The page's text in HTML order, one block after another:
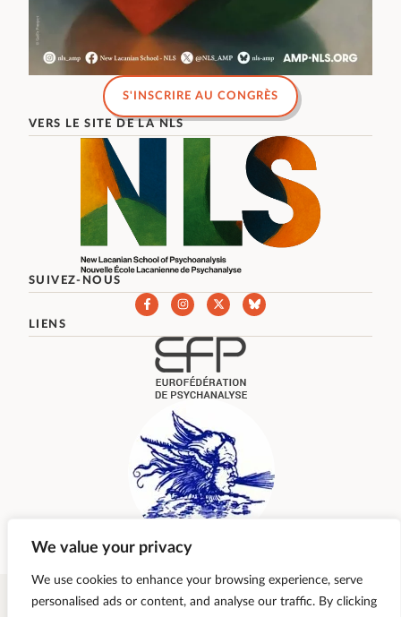
We value your privacy
We use cookies to enhance your browsing experience, serve
personalised ads or content, and analyse our traffic. By clicking
S'INSCRIRE AU CONGRÈS
VERS LE SITE DE LA NLS
SUIVEZ-NOUS
LIENS